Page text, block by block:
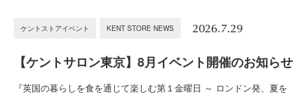
ケントストアイベント KENT STORE NEWS 2026.7.29
【ケントサロン東京】8月イベント開催のお知らせ
『英国の暮らしを食を通じて楽しむ第１金曜日 ～ ロンドン発、夏を